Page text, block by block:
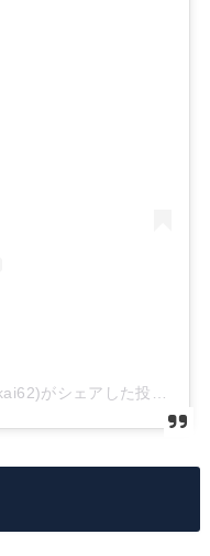
t.sakai (footbezzies)(@tadashisakai62)がシェアした投稿